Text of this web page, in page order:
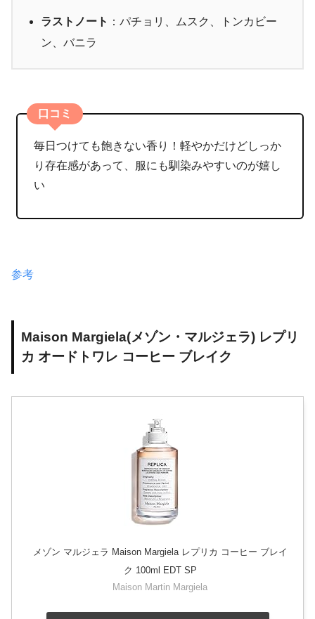
ラストノート ：パチョリ、ムスク、トンカビー
ン、バニラ
口コミ
毎日つけても飽きない香り！軽やかだけどしっか
り存在感があって、服にも馴染みやすいのが嬉し
い
参考
Maison Margiela(メゾン・マルジェラ) レプリ
カ オードトワレ コーヒー ブレイク
メゾン マルジェラ Maison Margiela レプリカ コーヒー ブレイ
ク 100ml EDT SP
Maison Martin Margiela